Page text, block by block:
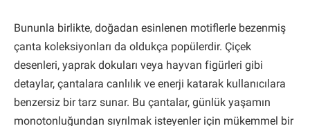
Bununla birlikte, doğadan esinlenen motiflerle bezenmiş
çanta koleksiyonları da oldukça popülerdir. Çiçek
desenleri, yaprak dokuları veya hayvan figürleri gibi
detaylar, çantalara canlılık ve enerji katarak kullanıcılara
benzersiz bir tarz sunar. Bu çantalar, günlük yaşamın
monotonluğundan sıyrılmak isteyenler için mükemmel bir